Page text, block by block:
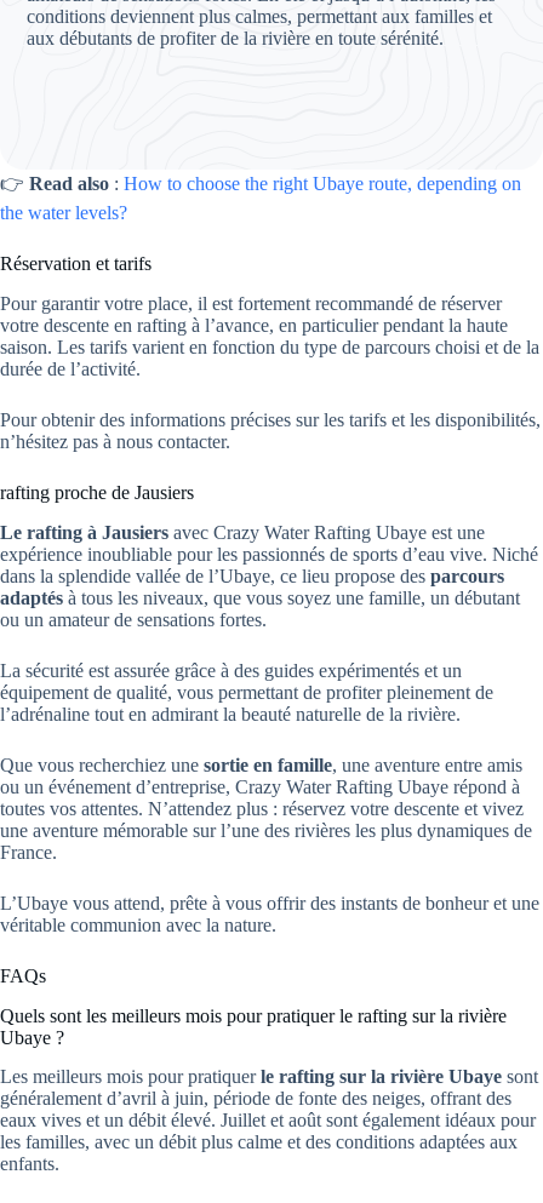
conditions deviennent plus calmes, permettant aux familles et
aux débutants de profiter de la rivière en toute sérénité.
👉 Read also : How to choose the right Ubaye route, depending on
the water levels?
Réservation et tarifs
Pour garantir votre place, il est fortement recommandé de réserver
votre descente en rafting à l’avance, en particulier pendant la haute
saison. Les tarifs varient en fonction du type de parcours choisi et de la
durée de l’activité.
Pour obtenir des informations précises sur les tarifs et les disponibilités,
n’hésitez pas à nous contacter.
rafting proche de Jausiers
Le rafting à Jausiers avec Crazy Water Rafting Ubaye est une
expérience inoubliable pour les passionnés de sports d’eau vive. Niché
dans la splendide vallée de l’Ubaye, ce lieu propose des parcours
adaptés à tous les niveaux, que vous soyez une famille, un débutant
ou un amateur de sensations fortes.
La sécurité est assurée grâce à des guides expérimentés et un
équipement de qualité, vous permettant de profiter pleinement de
l’adrénaline tout en admirant la beauté naturelle de la rivière.
Que vous recherchiez une sortie en famille, une aventure entre amis
ou un événement d’entreprise, Crazy Water Rafting Ubaye répond à
toutes vos attentes. N’attendez plus : réservez votre descente et vivez
une aventure mémorable sur l’une des rivières les plus dynamiques de
France.
L’Ubaye vous attend, prête à vous offrir des instants de bonheur et une
véritable communion avec la nature.
FAQs
Quels sont les meilleurs mois pour pratiquer le rafting sur la rivière
Ubaye ?
Les meilleurs mois pour pratiquerle rafting sur la rivière Ubaye sont
généralement d’avril à juin, période de fonte des neiges, offrant des
eaux vives et un débit élevé. Juillet et août sont également idéaux pour
les familles, avec un débit plus calme et des conditions adaptées aux
enfants.